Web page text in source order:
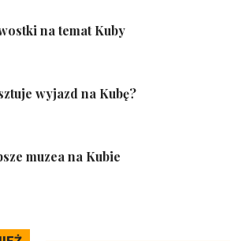
na temat Kuby
wyjazd na Kubę?
muzea na Kubie